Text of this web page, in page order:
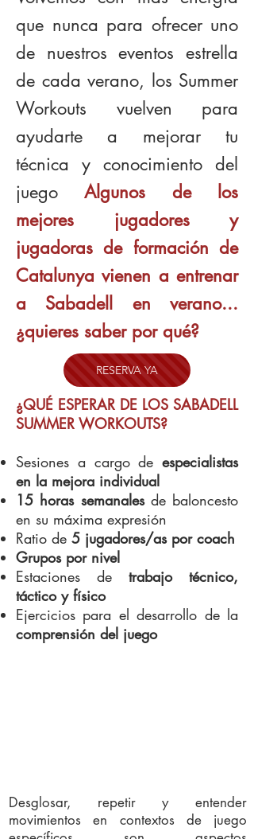
que nunca para ofrecer uno
de nuestros eventos estrella
de cada verano, los Summer
Workouts vuelven para
ayudarte a mejorar tu
técnica y conocimiento del
juegoAlgunos de los
mejores jugadores y
jugadoras de formación de
Catalunya vienen a entrenar
a Sabadell en verano...
¿quieres saber por qué?
RESERVA YA
¿QUÉ ESPERAR DE LOS SABADELL
SUMMER WORKOUTS?
Sesiones a cargo de especialistas
en la mejora individual
15 horas semanalesde baloncesto
en su máxima expresión
Ratio de 5 jugadores/as por coach
Grupos por nivel
Estaciones de trabajo técnico,
táctico y físico​
​Ejercicios para el desarrollo de la
comprensión del juego
Desglosar, repetir y entender
movimientos en contextos de juego